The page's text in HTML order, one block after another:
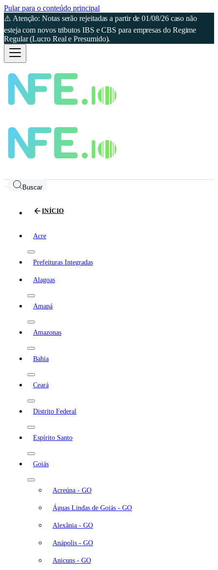
Pular para o conteúdo principal
⚠️ Atenção: Notas serão rejeitadas a partir de 01/08/26 caso não
esteja com novos tributos IBS e CBS para empresas do Regime
Regular (Lucro Real e Presumido).
Buscar
INÍCIO
Acre
Prefeituras Integradas
Alagoas
Amapá
Amazonas
Bahia
Ceará
Distrito Federal
Espírito Santo
Goiás
Acreúna - GO
Águas Lindas de Goiás - GO
Alexânia - GO
Anápolis - GO
Anicuns - GO